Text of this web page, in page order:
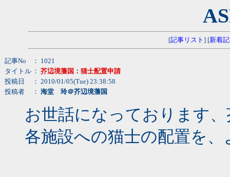
[記事リスト ] [新着
記事No
： 1021
タイトル ： 芥辺境藩国：猫士配置申請
投稿日
： 2010/01/05(Tue) 23:38:58
投稿者
： 海堂 玲＠芥辺境藩国
お世話になっております
各施設への猫士の配置を